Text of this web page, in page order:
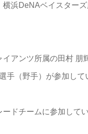
浜DeNAベイスター
アンツ所属の田村
手（野手）が参加して
ドチームに参加して